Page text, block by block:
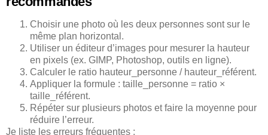
Choisir une photo où les deux personnes sont sur le
même plan horizontal.
Utiliser un éditeur d’images pour mesurer la hauteur
en pixels (ex. GIMP, Photoshop, outils en ligne).
Calculer le ratio hauteur_personne / hauteur_référent.
Appliquer la formule : taille_personne = ratio ×
taille_référent.
Répéter sur plusieurs photos et faire la moyenne pour
réduire l’erreur.
Je liste les erreurs fréquentes :